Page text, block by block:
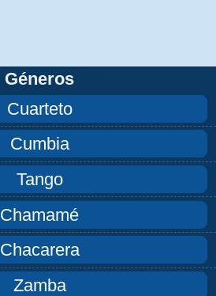
Géneros
Cuarteto
Cumbia
Tango
Chamamé
Chacarera
Zamba